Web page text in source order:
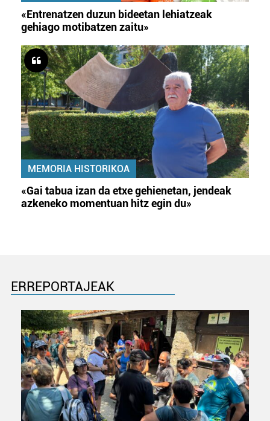
«Entrenatzen duzun bideetan lehiatzeak
gehiago motibatzen zaitu»
MEMORIA HISTORIKOA
«Gai tabua izan da etxe gehienetan, jendeak
azkeneko momentuan hitz egin du»
ERREPORTAJEAK